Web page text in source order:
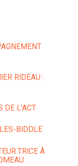
RIDEAU :
DE L'ACT
BIDDLE
À